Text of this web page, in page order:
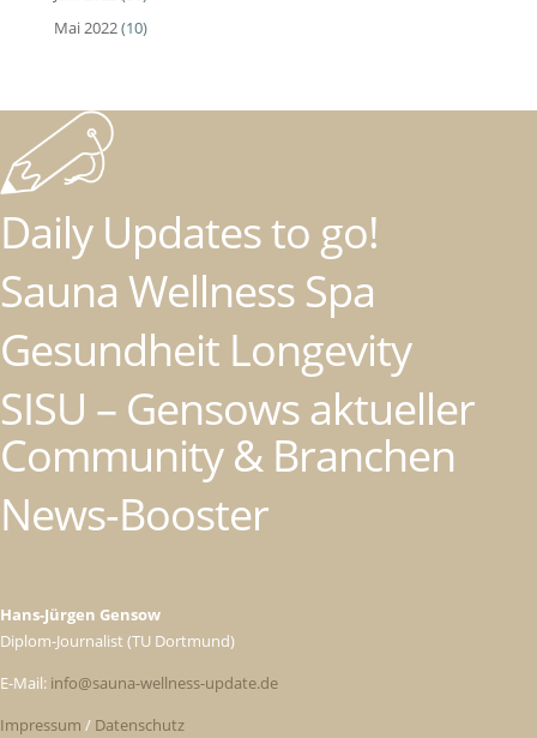
Mai 2022(10)
Daily Updates to go!
Sauna Wellness Spa
Gesundheit Longevity
SISU – Gensows aktueller
Community & Branchen
News-Booster
Hans-Jürgen Gensow
Diplom-Journalist (TU Dortmund)
E-Mail: info@sauna-wellness-update.de
Impressum / Datenschutz